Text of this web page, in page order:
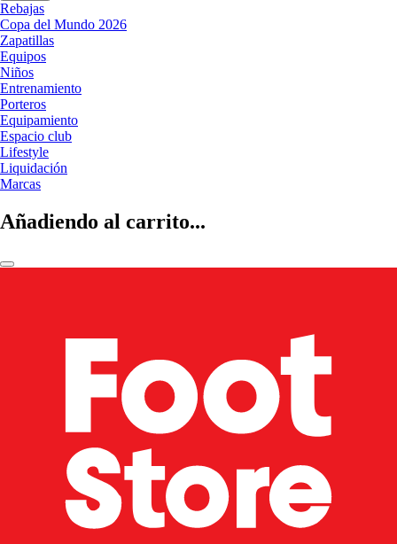
Rebajas
Copa del Mundo 2026
Zapatillas
Equipos
Niños
Entrenamiento
Porteros
Equipamiento
Espacio club
Lifestyle
Liquidación
Marcas
Añadiendo al carrito...